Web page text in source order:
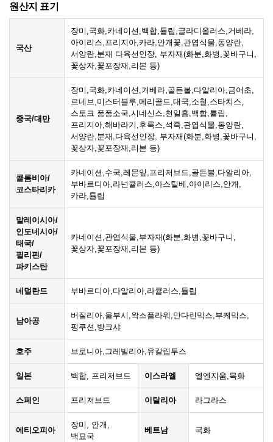
원산지 표기
국산
장미,국화,카네이션,백합,튤립,글라디올러스,거베라,
아이리스,프리지아,카라,안개꽃,관엽식물,동양란,
서양란,분재 다육선인장, 부자재(화분,화병,꽃바구니,
꽃상자,꽃포장재,리본 등)
중국/대만
장미,국화,카네이션,거베라,골든볼,다알리아,금어초,
르네브,미스터블루,메리골드,대국,소철,스타치스,
스토크 퐁퐁소국,시네신스,천일홍,백합,튤립,
프리지아,해바라기,후룩스,석죽,관엽식물,동양란,
서양란,분재,다육선인장, 부자재(화분,화병,꽃바구니,
꽃상자,꽃포장재,리본 등)
콜롬비아/
코스타리카
카네이션,수국,레몬잎,프리저브드,골든볼,다알리아,
부바르디아,라넌큘러스,아스틸베,아이리스,안개,
카라,튤립
말레이시아/
인도네시아/
태국/
필리핀/
파키스탄
카네이션,관엽식물,부자재(화분,화병,꽃바구니,
꽃상자,꽃포장재,리본 등)
네덜란드 부바르디아,다알리아,라큘러스,튤립
남아공
버질리아,울부시,왁스플라워,만다린믹스,부케믹스,
핑쿠션,방크샤
호주 브로니아,그레빌리아,유칼립투스
일본 백합, 프리저브드 이스라엘 엘엔지움,목화
스페인 프리저브드 이탈리아 라그라스
에티오피아
장미, 안개,
백묘국
베트남 국화